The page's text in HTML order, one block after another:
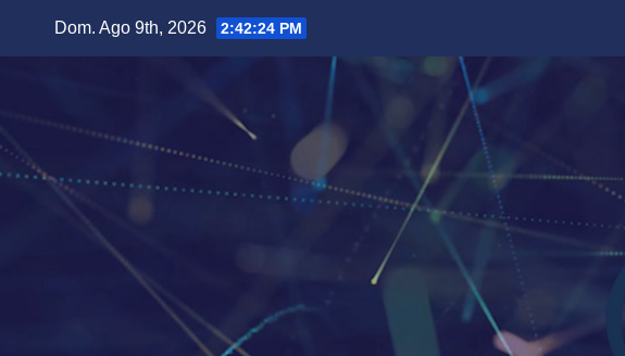
Dom. Ago 9th, 2026 2:42:26 PM